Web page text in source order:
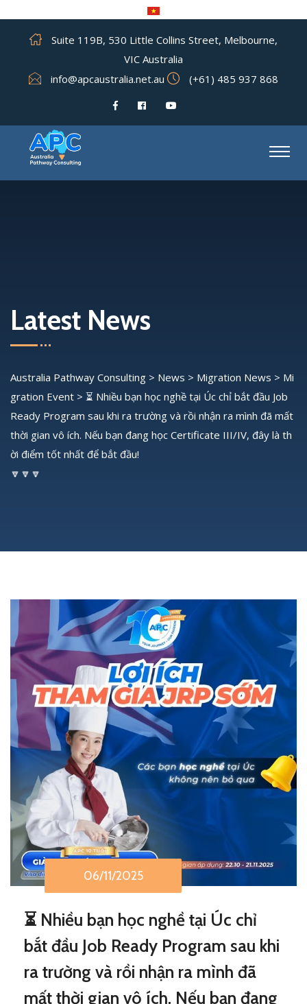
Suite 119B, 530 Little Collins Street, Melbourne,
VIC Australia
info@apcaustralia.net.au
(+61) 485 937 868
Latest News
Australia Pathway Consulting > News > Migration News > Mi
gration Event > ⏳ Nhiều bạn học nghề tại Úc chỉ bắt đầu Job
Ready Program sau khi ra trường và rồi nhận ra mình đã mất
thời gian vô ích. Nếu bạn đang học Certificate III/IV, đây là th
ời điểm tốt nhất để bắt đầu!
🔽🔽🔽
06/11/2025
⏳ Nhiều bạn học nghề tại Úc chỉ
bắt đầu Job Ready Program sau khi
ra trường và rồi nhận ra mình đã
mất thời gian vô ích. Nếu bạn đang